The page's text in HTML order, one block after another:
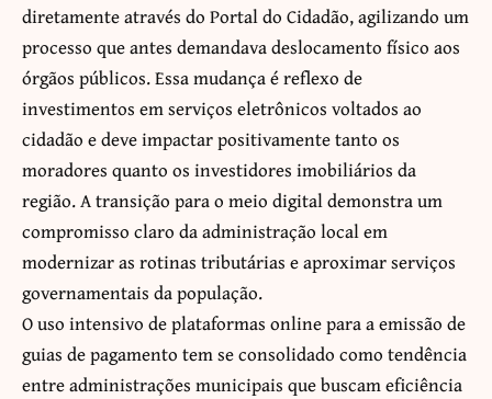
diretamente através do Portal do Cidadão, agilizando um
processo que antes demandava deslocamento físico aos
órgãos públicos. Essa mudança é reflexo de
investimentos em serviços eletrônicos voltados ao
cidadão e deve impactar positivamente tanto os
moradores quanto os investidores imobiliários da
região. A transição para o meio digital demonstra um
compromisso claro da administração local em
modernizar as rotinas tributárias e aproximar serviços
governamentais da população.
O uso intensivo de plataformas online para a emissão de
guias de pagamento tem se consolidado como tendência
entre administrações municipais que buscam eficiência